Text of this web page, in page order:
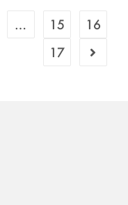
… 15
16
17